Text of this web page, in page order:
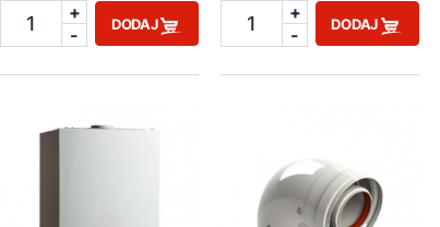
1
+
-
DODAJ
1
+
-
DODAJ